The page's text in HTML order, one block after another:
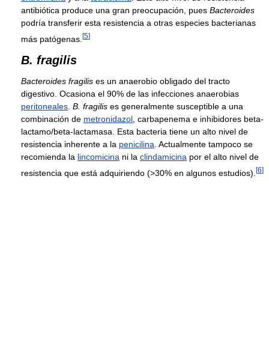
antibiótica produce una gran preocupación, pues Bacteroides
podría transferir esta resistencia a otras especies bacterianas
más patógenas. [5]
B. fragilis
Bacteroides fragilis es un anaerobio obligado del tracto
digestivo. Ocasiona el 90% de las infecciones anaerobias
peritoneales. B. fragilis es generalmente susceptible a una
combinación de metronidazol, carbapenema e inhibidores beta-
lactamo/beta-lactamasa. Esta bacteria tiene un alto nivel de
resistencia inherente a la penicilina. Actualmente tampoco se
recomienda la lincomicina ni la clindamicina por el alto nivel de
resistencia que está adquiriendo (>30% en algunos estudios). [6]